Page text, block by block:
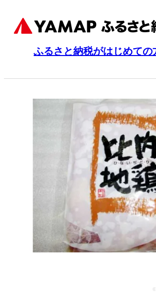
ふるさと納税がはじめての